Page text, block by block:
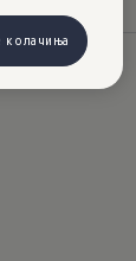
колачиња